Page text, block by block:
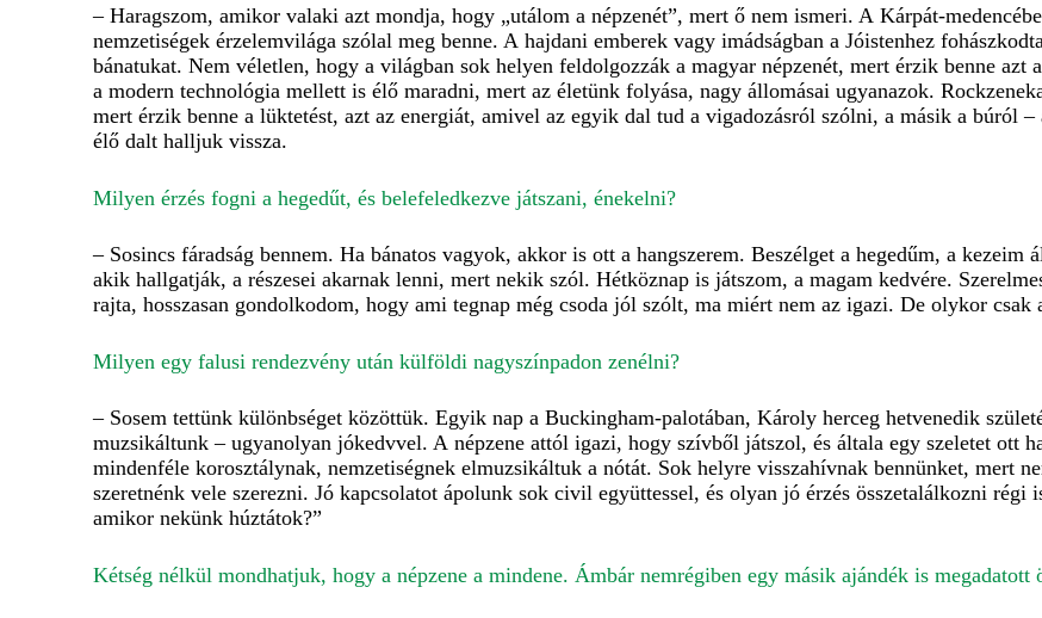
– Haragszom, amikor valaki azt mondja, hogy „utálom a népzenét”, mert ő nem ismeri. A Kárpát-
nemzetiségek érzelemvilága szólal meg benne. A hajdani emberek vagy imádságban a Jóistenhez
bánatukat. Nem véletlen, hogy a világban sok helyen feldolgozzák a magyar népzenét, mert érzik benne
a modern technológia mellett is élő maradni, mert az életünk folyása, nagy állomásai ugyanazok.
mert érzik benne a lüktetést, azt az energiát, amivel az egyik dal tud a vigadozásról szólni, a másik a búról
élő dalt halljuk vissza.
Milyen érzés fogni a hegedűt, és belefeledkezve játszani, énekelni?
– Sosincs fáradság bennem. Ha bánatos vagyok, akkor is ott a hangszerem. Beszélget a hegedűm, a
akik hallgatják, a részesei akarnak lenni, mert nekik szól. Hétköznap is játszom, a magam kedvére.
rajta, hosszasan gondolkodom, hogy ami tegnap még csoda jól szólt, ma miért nem az igazi. De olykor
Milyen egy falusi rendezvény után külföldi nagyszínpadon zenélni?
– Sosem tettünk különbséget közöttük. Egyik nap a Buckingham-palotában, Károly herceg hetvenedik
muzsikáltunk – ugyanolyan jókedvvel. A népzene attól igazi, hogy szívből játszol, és általa egy szeletet ott
mindenféle korosztálynak, nemzetiségnek elmuzsikáltuk a nótát. Sok helyre visszahívnak bennünket, mert
szeretnénk vele szerezni. Jó kapcsolatot ápolunk sok civil együttessel, és olyan jó érzés összetalálkozni
amikor nekünk húztátok?”
Kétség nélkül mondhatjuk, hogy a népzene a mindene. Ámbár nemrégiben egy másik ajándék is megadatott